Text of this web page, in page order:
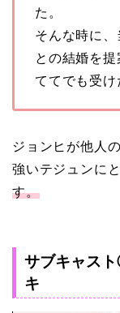
た。
そんな時に
との結婚を
ててでも受け
ジョンヒが他人
強いテジュンに
す。
サブキャス
キ